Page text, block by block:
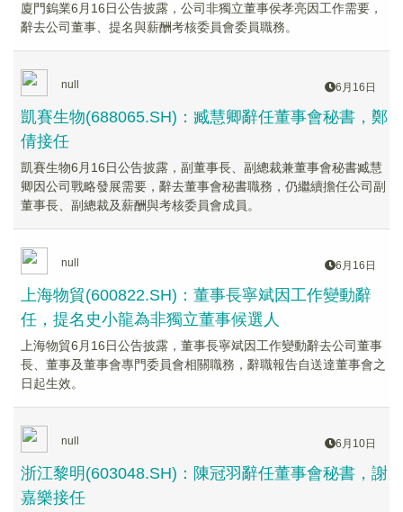
廈門鎢業6月16日公告披露，公司非獨立董事侯孝亮因工作需要，
辭去公司董事、提名與薪酬考核委員會委員職務。
null 6月16日
凱賽生物(688065.SH)：臧慧卿辭任董事會秘書，鄭
倩接任
凱賽生物6月16日公告披露，副董事長、副總裁兼董事會秘書臧慧
卿因公司戰略發展需要，辭去董事會秘書職務，仍繼續擔任公司副
董事長、副總裁及薪酬與考核委員會成員。
null 6月16日
上海物貿(600822.SH)：董事長寧斌因工作變動辭
任，提名史小龍為非獨立董事候選人
上海物貿6月16日公告披露，董事長寧斌因工作變動辭去公司董事
長、董事及董事會專門委員會相關職務，辭職報告自送達董事會之
日起生效。
null 6月10日
浙江黎明(603048.SH)：陳冠羽辭任董事會秘書，謝
嘉樂接任